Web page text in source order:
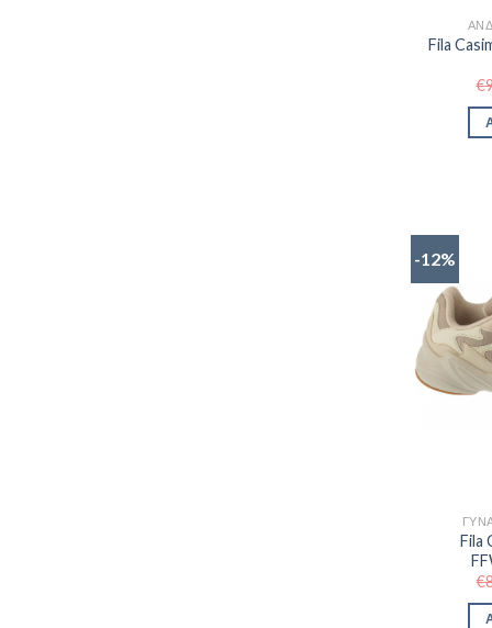
Fila
€
-12%
Fila
€